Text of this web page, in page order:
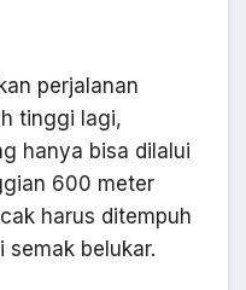
perjalanan
tinggi lagi,
hanya bisa dilalui
600 meter
harus ditempuh
semak belukar.